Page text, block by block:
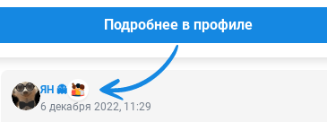
КОММЕНТАРИИ 5
ЯН 👻
Подробнее в профиле
6 декабря 2022, 11:29